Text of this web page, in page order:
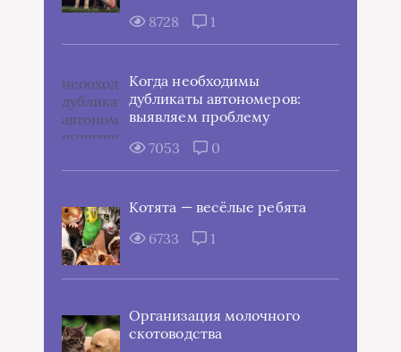
8728
1
Когда необходимы
дубликаты автономеров:
выявляем проблему
7053
0
Котята — весёлые ребята
6733
1
Организация молочного
скотоводства